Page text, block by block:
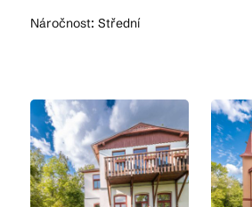
Náročnost: Střední